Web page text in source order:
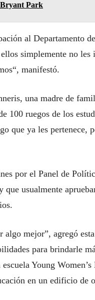
Bryant Park
al Departamento
simplemente no les
manifestó.
una madre de
100 ruegos de los
que ya les pertenece,
por el Panel de
usualmente
mejor”, agregó
para brindarle
Young
en un edificio de